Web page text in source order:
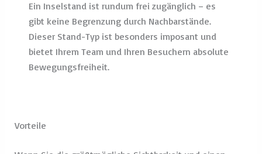
Exposés wie bei der Essener Motorshow oder der
CARAVAN sind Inselstände ideal. Besucher können sich
völlig frei bewegen und die Fahrzeuge von allen Seiten
betrachten – und so das volle Marken-Erlebnis
genießen.